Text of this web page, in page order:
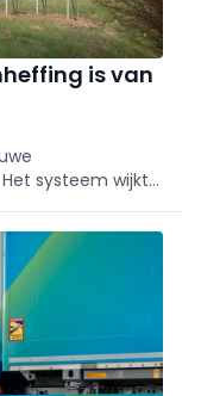
is van
systeem wijkt
van losse